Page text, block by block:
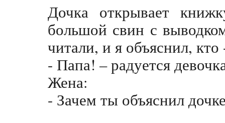
Дочка открывает
большой свин с
читали, и я объяснил, кто
- Папа! – радуется
Жена:
- Зачем ты объяснил